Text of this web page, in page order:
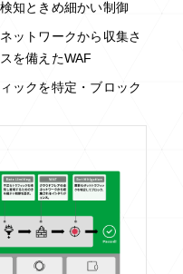
知ときめ細かい制御
ットワークから収集さ
を備えたWAF
ックを特定・ブロック